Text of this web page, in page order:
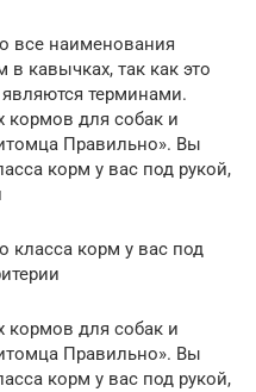
все наименования
кавычках, так как это
терминами.
кормов для собак и
Правильно». Вы
корм у вас под рукой,
класса корм у вас под
кормов для собак и
Правильно». Вы
корм у вас под рукой,